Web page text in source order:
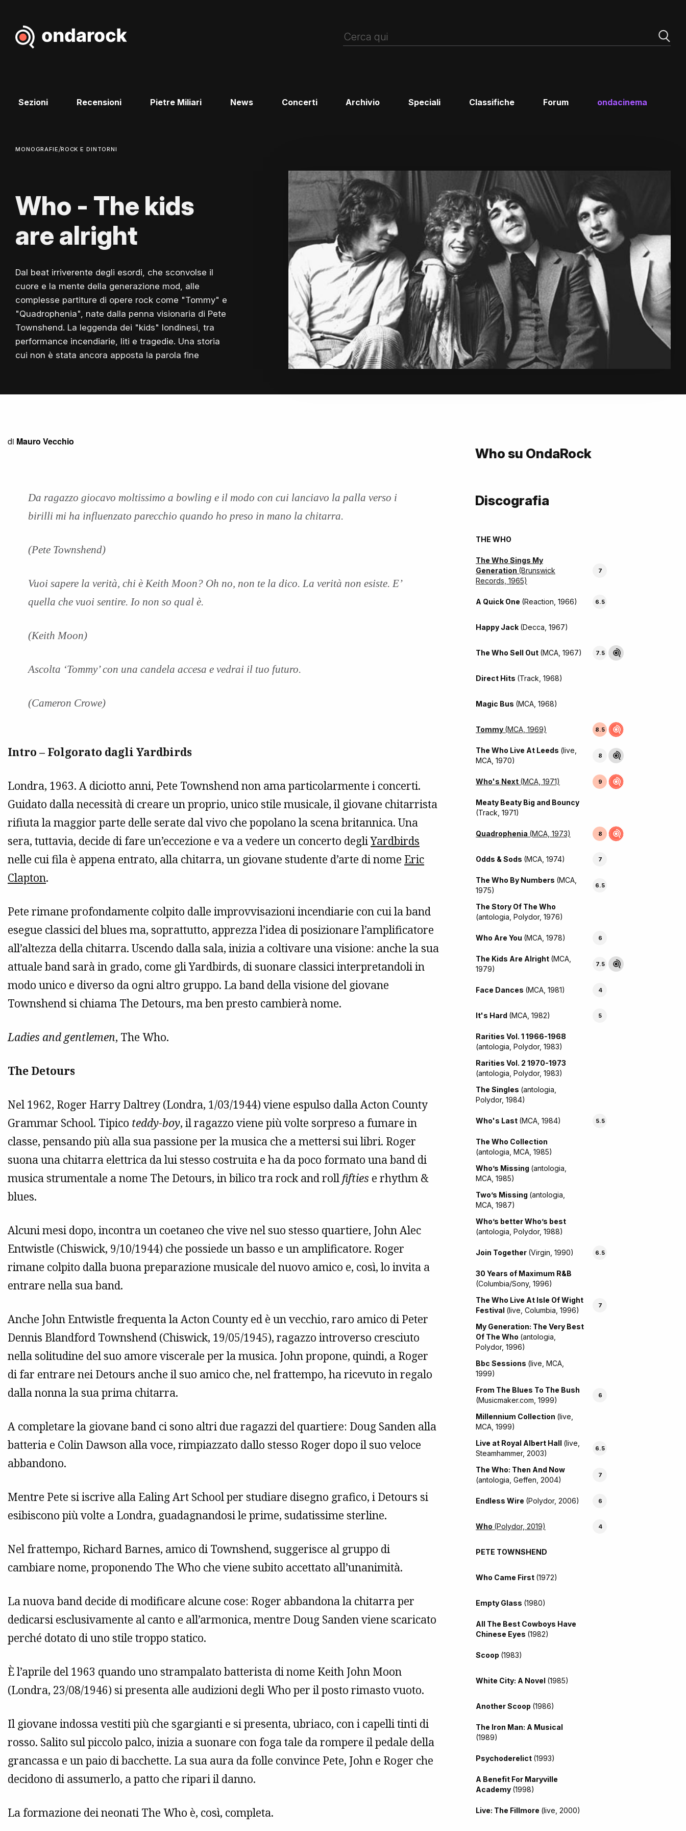
Sezioni Recensioni Pietre Miliari News Concerti Archivio Speciali Classifiche Forum ondacinema
MONOGRAFIE/ROCK E DINTORNI
Who - The kids
are alright
Dal beat irriverente degli esordi, che sconvolse il
cuore e la mente della generazione mod, alle
complesse partiture di opere rock come "Tommy" e
"Quadrophenia", nate dalla penna visionaria di Pete
Townshend. La leggenda dei "kids" londinesi, tra
performance incendiarie, liti e tragedie. Una storia
cui non è stata ancora apposta la parola fine
di Mauro Vecchio
Da ragazzo giocavo moltissimo a bowling e il modo con cui lanciavo la palla verso i
birilli mi ha influenzato parecchio quando ho preso in mano la chitarra.
(Pete Townshend)
Vuoi sapere la verità, chi è Keith Moon? Oh no, non te la dico. La verità non esiste. E’
quella che vuoi sentire. Io non so qual è.
(Keith Moon)
Ascolta ‘Tommy’ con una candela accesa e vedrai il tuo futuro.
(Cameron Crowe)
Intro – Folgorato dagli Yardbirds
Londra, 1963. A diciotto anni, Pete Townshend non ama particolarmente i concerti.
Guidato dalla necessità di creare un proprio, unico stile musicale, il giovane chitarrista
rifiuta la maggior parte delle serate dal vivo che popolano la scena britannica. Una
sera, tuttavia, decide di fare un’eccezione e va a vedere un concerto degliYardbirds
nelle cui fila è appena entrato, alla chitarra, un giovane studente d’arte di nome Eric
Clapton.
Pete rimane profondamente colpito dalle improvvisazioni incendiarie con cui la band
esegue classici del blues ma, soprattutto, apprezza l’idea di posizionare l’amplificatore
all’altezza della chitarra. Uscendo dalla sala, inizia a coltivare una visione: anche la sua
attuale band sarà in grado, come gli Yardbirds, di suonare classici interpretandoli in
modo unico e diverso da ogni altro gruppo. La band della visione del giovane
Townshend si chiama The Detours, ma ben presto cambierà nome.
Ladies and gentlemen, The Who.
The Detours
Nel 1962, Roger Harry Daltrey (Londra, 1/03/1944) viene espulso dalla Acton County
Grammar School. Tipico teddy-boy, il ragazzo viene più volte sorpreso a fumare in
classe, pensando più alla sua passione per la musica che a mettersi sui libri. Roger
suona una chitarra elettrica da lui stesso costruita e ha da poco formato una band di
musica strumentale a nome The Detours, in bilico tra rock and roll fifties e rhythm &
blues.
Alcuni mesi dopo, incontra un coetaneo che vive nel suo stesso quartiere, John Alec
Entwistle (Chiswick, 9/10/1944) che possiede un basso e un amplificatore. Roger
rimane colpito dalla buona preparazione musicale del nuovo amico e, così, lo invita a
entrare nella sua band.
Anche John Entwistle frequenta la Acton County ed è un vecchio, raro amico di Peter
Dennis Blandford Townshend (Chiswick, 19/05/1945), ragazzo introverso cresciuto
nella solitudine del suo amore viscerale per la musica. John propone, quindi, a Roger
di far entrare nei Detours anche il suo amico che, nel frattempo, ha ricevuto in regalo
dalla nonna la sua prima chitarra.
A completare la giovane band ci sono altri due ragazzi del quartiere: Doug Sanden alla
batteria e Colin Dawson alla voce, rimpiazzato dallo stesso Roger dopo il suo veloce
abbandono.
Mentre Pete si iscrive alla Ealing Art School per studiare disegno grafico, i Detours si
esibiscono più volte a Londra, guadagnandosi le prime, sudatissime sterline.
Nel frattempo, Richard Barnes, amico di Townshend, suggerisce al gruppo di
cambiare nome, proponendo The Who che viene subito accettato all’unanimità.
La nuova band decide di modificare alcune cose: Roger abbandona la chitarra per
dedicarsi esclusivamente al canto e all’armonica, mentre Doug Sanden viene scaricato
perché dotato di uno stile troppo statico.
È l’aprile del 1963 quando uno strampalato batterista di nome Keith John Moon
(Londra, 23/08/1946) si presenta alle audizioni degli Who per il posto rimasto vuoto.
Il giovane indossa vestiti più che sgargianti e si presenta, ubriaco, con i capelli tinti di
rosso. Salito sul piccolo palco, inizia a suonare con foga tale da rompere il pedale della
grancassa e un paio di bacchette. La sua aura da folle convince Pete, John e Roger che
decidono di assumerlo, a patto che ripari il danno.
La formazione dei neonati The Who è, così, completa.
Who su OndaRock
Discografia
THE WHO
The Who Sings My
Generation (Brunswick
Records, 1965)
7
A Quick One (Reaction, 1966) 6.5
Happy Jack (Decca, 1967)
The Who Sell Out (MCA, 1967) 7.5
Direct Hits (Track, 1968)
Magic Bus (MCA, 1968)
Tommy (MCA, 1969) 8.5
The Who Live At Leeds (live,
MCA, 1970)
8
Who's Next (MCA, 1971) 9
Meaty Beaty Big and Bouncy
(Track, 1971)
Quadrophenia (MCA, 1973) 8
Odds & Sods (MCA, 1974) 7
The Who By Numbers (MCA,
1975)
6.5
The Story Of The Who
(antologia, Polydor, 1976)
Who Are You (MCA, 1978) 6
The Kids Are Alright (MCA,
1979)
7.5
Face Dances (MCA, 1981) 4
It's Hard (MCA, 1982) 5
Rarities Vol. 1 1966-1968
(antologia, Polydor, 1983)
Rarities Vol. 2 1970-1973
(antologia, Polydor, 1983)
The Singles (antologia,
Polydor, 1984)
Who's Last (MCA, 1984) 5.5
The Who Collection
(antologia, MCA, 1985)
Who’s Missing (antologia,
MCA, 1985)
Two’s Missing (antologia,
MCA, 1987)
Who’s better Who’s best
(antologia, Polydor, 1988)
Join Together (Virgin, 1990) 6.5
30 Years of Maximum R&B
(Columbia/Sony, 1996)
The Who Live At Isle Of Wight
Festival (live, Columbia, 1996)
7
My Generation: The Very Best
Of The Who (antologia,
Polydor, 1996)
Bbc Sessions (live, MCA,
1999)
From The Blues To The Bush
(Musicmaker.com, 1999)
6
Millennium Collection (live,
MCA, 1999)
Live at Royal Albert Hall (live,
Steamhammer, 2003)
6.5
The Who: Then And Now
(antologia, Geffen, 2004)
7
Endless Wire (Polydor, 2006) 6
Who (Polydor, 2019) 4
PETE TOWNSHEND
Who Came First (1972)
Empty Glass (1980)
All The Best Cowboys Have
Chinese Eyes (1982)
Scoop (1983)
White City: A Novel (1985)
Another Scoop (1986)
The Iron Man: A Musical
(1989)
Psychoderelict (1993)
A Benefit For Maryville
Academy (1998)
Live: The Fillmore (live, 2000)